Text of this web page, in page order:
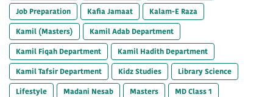
Job Preparation
Kafia Jamaat
Kalam-E Raza
Kamil (Masters)
Kamil Adab Department
Kamil Fiqah Department
Kamil Hadith Department
Kamil Tafsir Department
Kidz Studies
Library Science
Lifestyle
Madani Nesab Masters
MD Class 1